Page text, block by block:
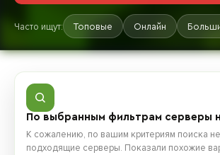
Часто ищут: Топовые Онлайн
По выбранным фильтрам серверы
К сожалению, по вашим критериям поиска не
подходящие серверы. Показали похожие